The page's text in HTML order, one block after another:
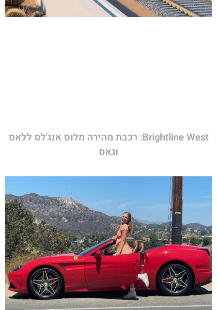
Brightline West: רכבת מהירה מלוס אנג'לס ללאס
וגאס